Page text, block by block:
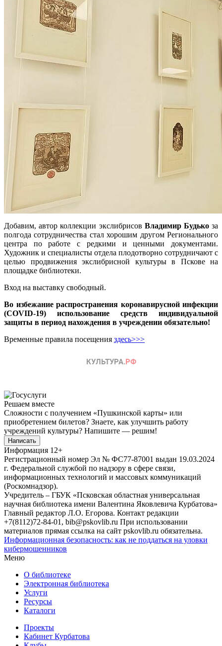
Добавим, автор коллекции экслибрисов Владимир Будькоза
полгода сотрудничества стал хорошим другом Регионального
центра по работе с редкими и ценными документами.
Художник и специалисты отдела плодотворно сотрудничают с
целью продвижения экслибрисной культуры в Пскове на
площадке библиотеки.
Вход на выставку свободный.
Во избежание распространения коронавирусной инфекции
(COVID-19) использование средств индивидуальной
защиты в период нахождения в учреждении обязательно!
Временные правила посещения здесь>>>
Решаем вместе
Сложности с получением «Пушкинской карты» или
приобретением билетов? Знаете, как улучшить работу
учреждений культуры? Напишите — решим!
Написать
Информация 12+
Регистрационный номер Эл № ФС77-87001 выдан 19.03.2024
г. Федеральной службой по надзору в сфере связи,
информационных технологий и массовых коммуникаций
(Роскомнадзор).
Учредитель – ГБУК «Псковская областная универсальная
научная библиотека имени Валентина Яковлевича Курбатова»
Главный редактор Л.О. Егорова. Контакт редакции
+7(8112)72-84-01, bib@pskovlib.ru При использовании
материалов прямая ссылка на сайт pskovlib.ru обязательна.
Информационная безопасность: как не поддаться на уловки
кибермошенников
Меню
О библиотеке
Электронная библиотека
Услуги
Ресурсы
Каталоги
Проекты
Кабинет Курбатова